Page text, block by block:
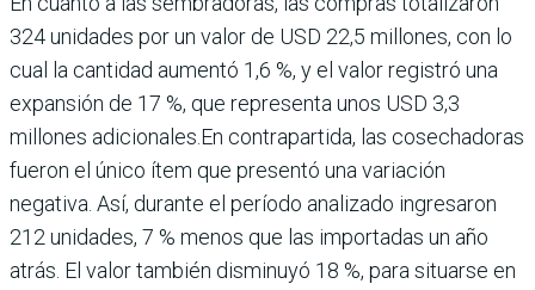
324 uni­dades por un valor de USD 22,5 millones, con lo
cual la cantidad aumentó 1,6 %, y el valor registró una
expan­sión de 17 %, que representa unos USD 3,3
millones adi­cionales.En contrapartida, las cosechadoras
fueron el único ítem que presentó una variación
negativa. Así, durante el período anali­zado ingresaron
212 uni­dades, 7 % menos que las importadas un año
atrás. El valor también disminuyó 18 %, para situarse en